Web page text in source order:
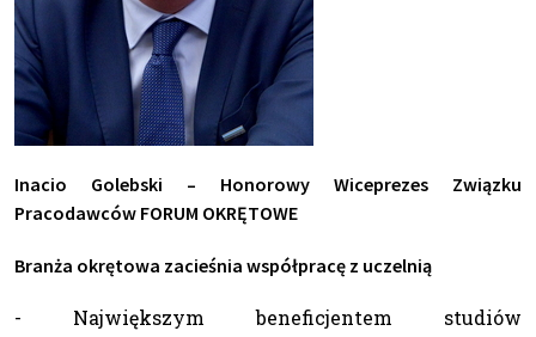
Inacio Golebski – Honorowy Wiceprezes Związku
Pracodawców FORUM OKRĘTOWE
Branża okrętowa zacieśnia współpracę z uczelnią
- Największym beneficjentem studiów